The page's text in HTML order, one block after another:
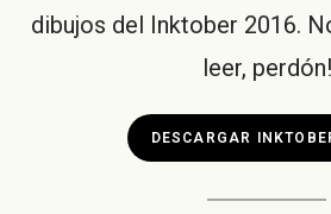
dibujos del Inktober 2016.
leer, perdón!
DESCARGAR